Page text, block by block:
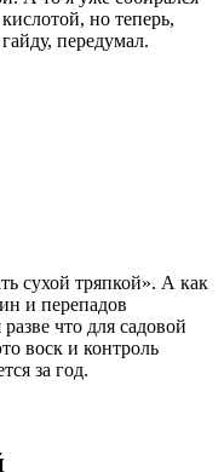
но теперь,
передумал.
сухой тряпкой». А как
и перепадов
что для садовой
воск и контроль
за год.